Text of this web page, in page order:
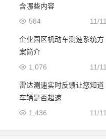
含哪些内容
11/11
584
企业园区机动车测速系统方
案简介
11/11
1,076
雷达测速实时反馈让您知道
车辆是否超速
11/11
1,436